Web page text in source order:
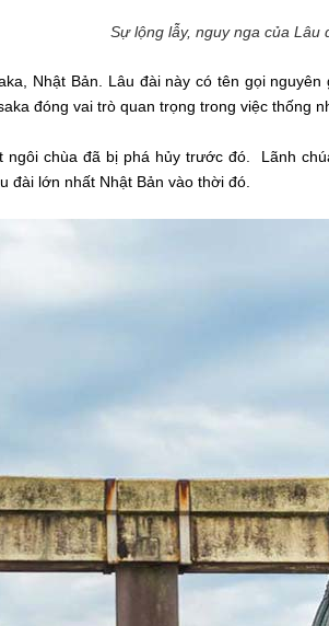
nguy nga của Lâu đài
Nhật Bản. Lâu đài này có tên gọi
đóng vai trò quan trọng trong việc thống
chùa đã bị phá hủy trước đó. Lãnh
đài lớn nhất Nhật Bản vào thời đó.